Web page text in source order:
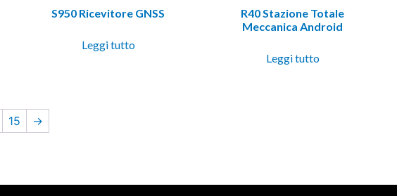
S950 Ricevitore GNSS
Leggi tutto
R40 Stazione Totale
Meccanica Android
Leggi tutto
15 →